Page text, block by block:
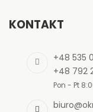
KONTAKT
+48 535
+48 792
Pon - Pt